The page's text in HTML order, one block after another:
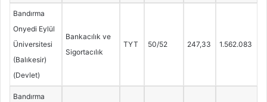
Bandırma
Onyedi Eylül
Üniversitesi
(Balıkesir)
(Devlet)
Bankacılık ve
Sigortacılık
TYT 50/52 247,33 1.562.083
Bandırma